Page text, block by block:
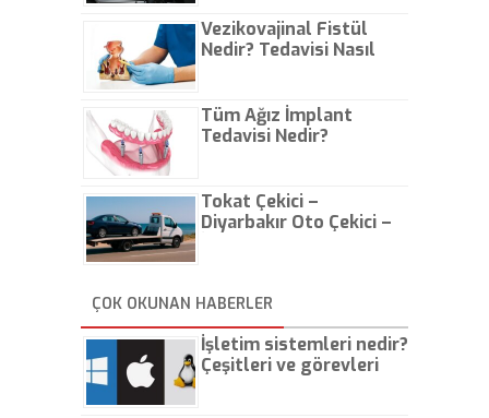
Vezikovajinal Fistül
Nedir? Tedavisi Nasıl
Tüm Ağız İmplant
Tedavisi Nedir?
Tokat Çekici –
Diyarbakır Oto Çekici –
ÇOK OKUNAN HABERLER
İşletim sistemleri nedir?
Çeşitleri ve görevleri